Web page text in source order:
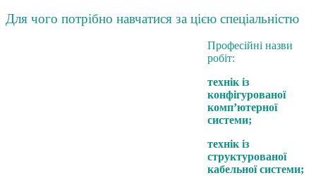
Для чого потрібно навчатися за цією спеціальністю
Професійні назви
робіт:
технік із
конфігурованої
комп’ютерної
системи;
технік із
структурованої
кабельної системи;